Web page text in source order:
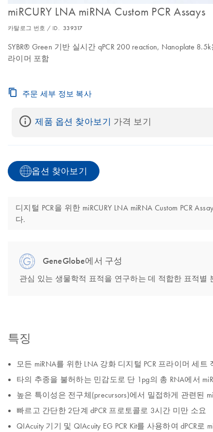
miRCURY LNA miRNA Custom PCR Assays
카탈로그 번호 / ID. 339317
SYBR® Green 기반 실시간 qPCR 200 reaction, Nanoplate
라이머 포함
주문 세부 정보 복사
제품 옵션 찾아보기 가격 보기
옵션 찾아보기
디지털 PCR을 위한 miRCURY LNA miRNA Custom
다.
GeneGlobe에서 구성
관심 있는 생물학적 표적을 연구하는 데 적합한 표적별
특징
모든 miRNA를 위한 LNA 강화 디지털 PCR 프라이머 세트
타의 추종을 불허하는 민감도로 단 1pg의 총 RNA에서
높은 특이성은 전구체(precursors)에서 밀접하게 관련된
빠르고 간단한 2단계 dPCR 프로토콜로 3시간 미만 소요
QIAcuity 기기 및 QIAcuity EG PCR Kit를 사용하여 dPCR로